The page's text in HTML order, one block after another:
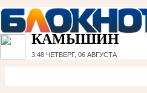
КАМЫШИН
3:48 ЧЕТВЕРГ, 06 АВГУСТА